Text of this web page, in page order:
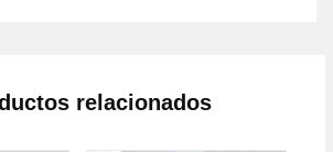
relacionados